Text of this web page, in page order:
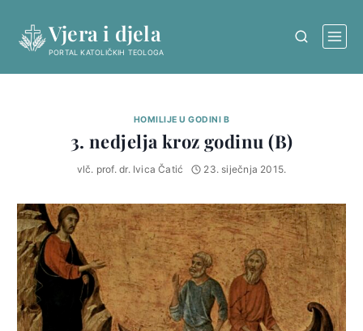
content
Vjera i djela
PORTAL KATOLIČKIH TEOLOGA
HOMILIJE U GODINI B
3. nedjelja kroz godinu (B)
vlč. prof. dr. Ivica Čatić 23. siječnja 2015.